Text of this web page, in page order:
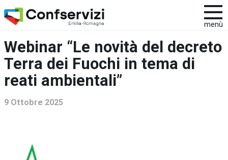
menù
Webinar “Le novità del decreto
Terra dei Fuochi in tema di
reati ambientali”
9 Ottobre 2025